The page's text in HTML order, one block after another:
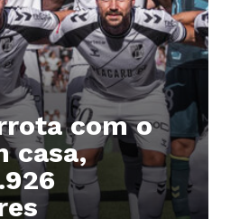
com o
casa,